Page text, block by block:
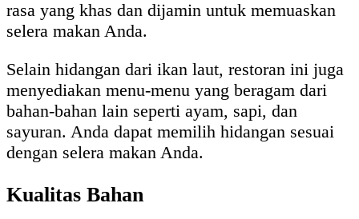
rasa yang khas dan dijamin untuk memuaskan
selera makan Anda.
Selain hidangan dari ikan laut, restoran ini juga
menyediakan menu-menu yang beragam dari
bahan-bahan lain seperti ayam, sapi, dan
sayuran. Anda dapat memilih hidangan sesuai
dengan selera makan Anda.
Kualitas Bahan